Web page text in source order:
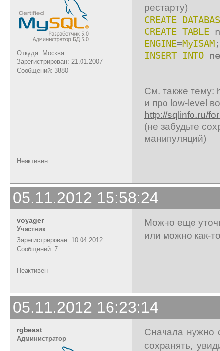
Откуда: Москва
Зарегистрирован: 21.01.2007
Сообщений: 3880
рестарту)
CREATE
CREATE TABLE
ENGINE=MyISAM;
INSERT INTO
См. также тему:
и про low-level
http://sqlinfo.ru/
(не забудьте
манипуляций)
Неактивен
05.11.2012 15:58:24
voyager
Участник
Зарегистрирован: 10.04.2012
Сообщений: 7
Можно еще
или можно как-
Неактивен
05.11.2012 16:23:14
rgbeast
Администратор
Сначала нужно
сохранять,